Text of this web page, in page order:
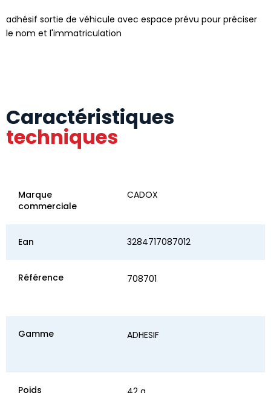
adhésif sortie de véhicule avec espace prévu pour préciser
le nom et l'immatriculation
Caractéristiques
techniques
Marque
commerciale
CADOX
Ean 3284717087012
Référence 708701
Gamme ADHESIF
Poids